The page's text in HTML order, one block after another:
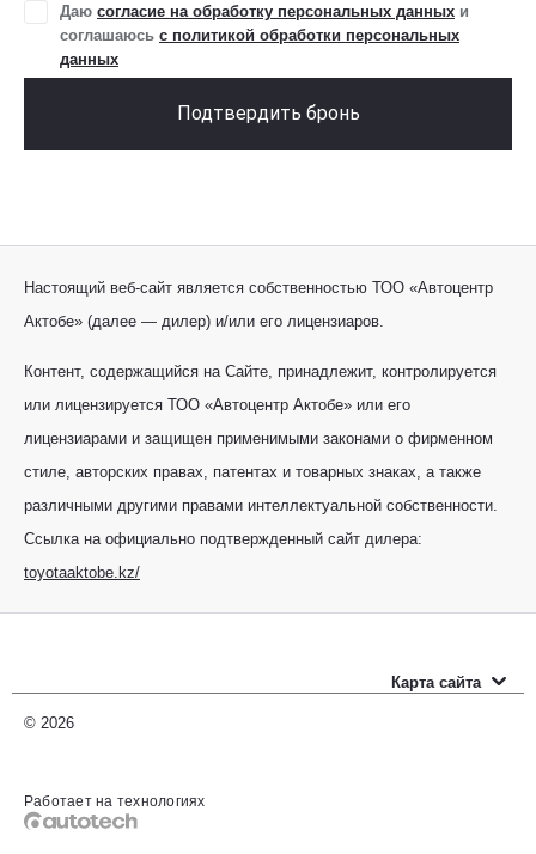
Даю согласие на обработку персональных данных
соглашаюсь с политикой обработки персональных
данных
Подтвердить бронь
Настоящий веб-сайт является собственностью ТОО «Автоцентр
Актобе» (далее — дилер) и/или его лицензиаров.
Контент, содержащийся на Сайте, принадлежит, контролируется
или лицензируется ТОО «Автоцентр Актобе» или его
лицензиарами и защищен применимыми законами о фирменном
стиле, авторских правах, патентах и товарных знаках, а также
различными другими правами интеллектуальной собственности.
Ссылка на официально подтвержденный сайт дилера:
toyotaaktobe.kz/
Карта сайта
Новые автомобили
Автомобили с пробегом
© 2026
Работает на технологиях